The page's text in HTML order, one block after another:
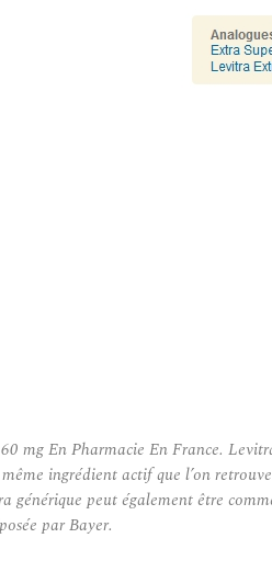
mg En Pharmacie En France.
ingrédient actif que l’on
générique peut également être
par Bayer.